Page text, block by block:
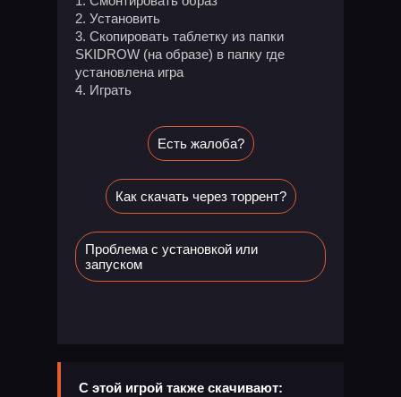
2. Установить
3. Скопировать таблетку из папки
SKIDROW (на образе) в папку где
установлена игра
4. Играть
Есть жалоба?
Как скачать через торрент?
Проблема с установкой или
запуском
С этой игрой также скачивают: